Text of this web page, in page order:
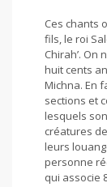
Ces chants
fils, le roi
Chirah’.
huit cents
Michna. En
sections et
lesquels
créatures
leurs
personne
qui associe